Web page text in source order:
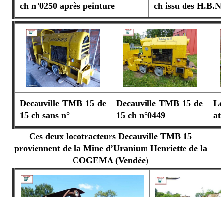
ch n°0250 après peinture
ch issu des
Decauville TMB 15 de
15 ch sans n°
Decauville TMB 15 de
15 ch n°0449
Ces deux locotracteurs Decauville TMB 15
proviennent de la Mine d’Uranium Henriette de la
COGEMA (Vendée)